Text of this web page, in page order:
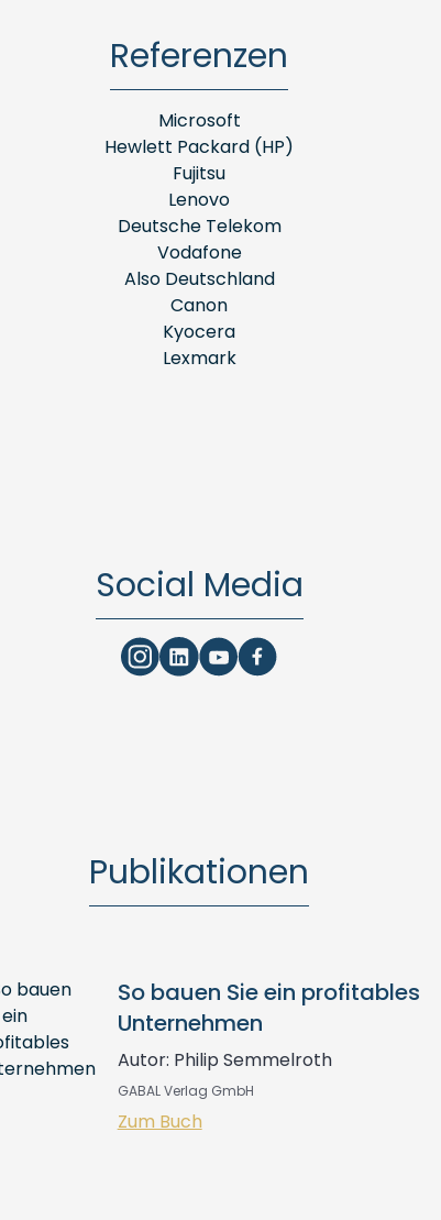
Referenzen
Microsoft
Hewlett Packard (HP)
Fujitsu
Lenovo
Deutsche Telekom
Vodafone
Also Deutschland
Canon
Kyocera
Lexmark
Social Media
Publikationen
So bauen Sie ein profitables
Unternehmen
Autor: Philip Semmelroth
GABAL Verlag GmbH
Zum Buch